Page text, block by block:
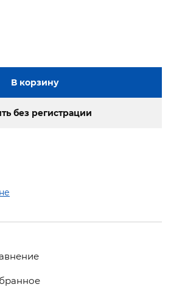
В корзину
без регистрации